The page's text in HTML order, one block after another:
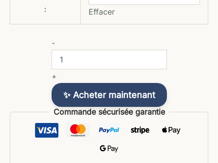
:
Effacer
-
+
✨ Acheter maintenant
Commande sécurisée garantie